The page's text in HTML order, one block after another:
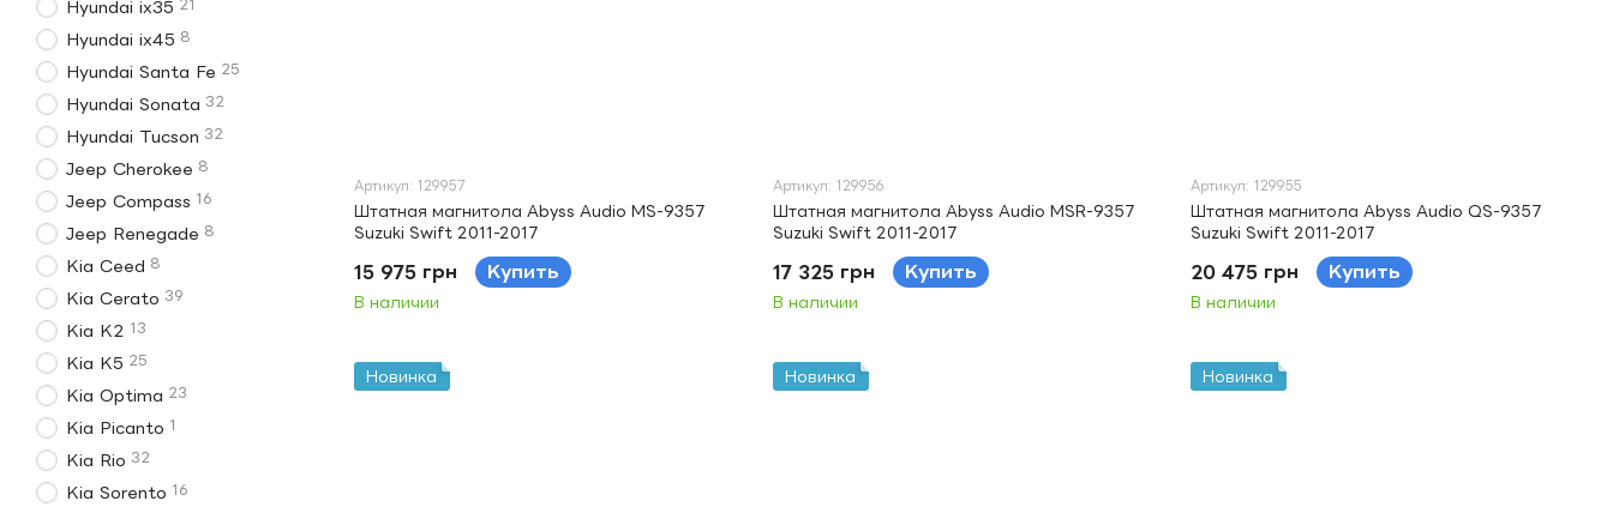
Артикул: 129957
Штатная магнитола Abyss Audio MS-9357
Suzuki Swift 2011-2017
15 975 грн Купить
В наличии
Артикул: 129956
Штатная магнитола Abyss Audio MSR-9357
Suzuki Swift 2011-2017
17 325 грн Купить
В наличии
Артикул: 129955
Штатная магнитола Abyss Audio QS-9357
Suzuki Swift 2011-2017
20 475 грн Купить
В наличии
Новинка Новинка Новинка
Hyundai ix35 21
Hyundai ix45 8
Hyundai Santa Fe 25
Hyundai Sonata 32
Hyundai Tucson 32
Jeep Cherokee 8
Jeep Compass 16
Jeep Renegade 8
Kia Ceed 8
Kia Cerato 39
Kia K2 13
Kia K5 25
Kia Optima 23
Kia Picanto 1
Kia Rio 32
Kia Sorento 16